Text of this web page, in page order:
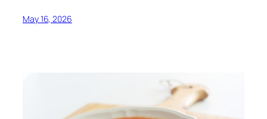
May 16, 2026